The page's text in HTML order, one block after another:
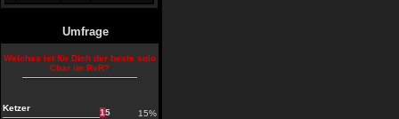
Umfrage
Welches ist für Dich der beste solo
Char im RvR?
Ketzer 15
15%